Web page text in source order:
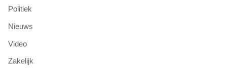
Politiek
Nieuws
Video
Zakelijk